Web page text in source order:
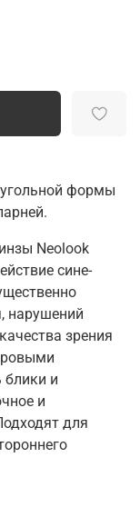
формы
Neolook
сине-
нарушений
зрения
и
и
для